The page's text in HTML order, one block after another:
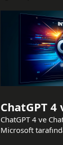
ChatGPT 4
ChatGPT 4 ve
Microsoft